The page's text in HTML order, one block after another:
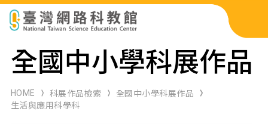
科展作品檢索
科學研習月刊
全國中小學科展作品
HOME 科展作品檢索
全國中小學科展作品
生活與應用科學科